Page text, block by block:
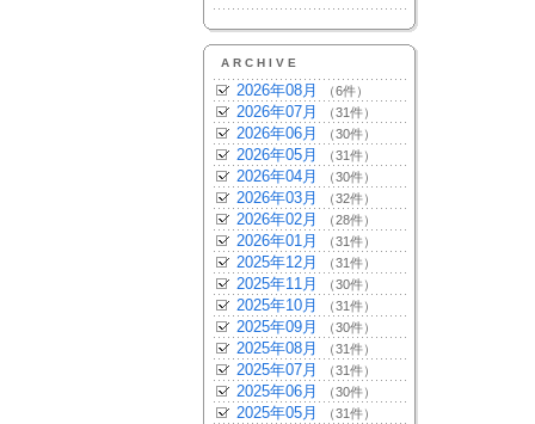
ARCHIVE
2026年08月 （6件）
2026年07月 （31件）
2026年06月 （30件）
2026年05月 （31件）
2026年04月 （30件）
2026年03月 （32件）
2026年02月 （28件）
2026年01月 （31件）
2025年12月 （31件）
2025年11月 （30件）
2025年10月 （31件）
2025年09月 （30件）
2025年08月 （31件）
2025年07月 （31件）
2025年06月 （30件）
2025年05月 （31件）